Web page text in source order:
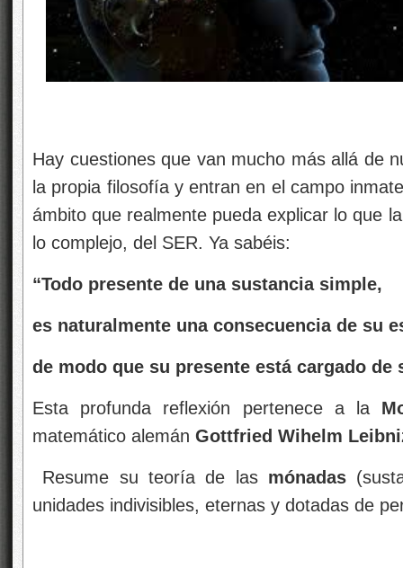
Hay cuestiones que van mucho más allá de
la propia filosofía y entran en el campo
ámbito que realmente pueda explicar lo que
lo complejo, del SER. Ya sabéis:
“Todo presente de una sustancia simple,
es naturalmente una consecuencia de su
de modo que su presente está cargado de
Esta profunda reflexión pertenece a la
matemático alemán Gottfried Wihelm
Resume su teoría de las mónadas
unidades indivisibles, eternas y dotadas de